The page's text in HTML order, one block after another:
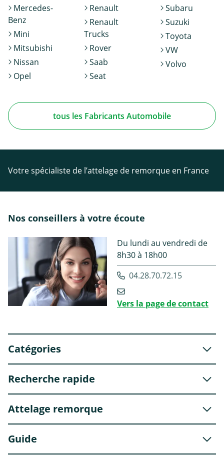
Mercedes-
Benz
Mini
Mitsubishi
Nissan
Opel
Renault
Renault
Trucks
Rover
Saab
Seat
Subaru
Suzuki
Toyota
VW
Volvo
tous les Fabricants Automobile
Votre spécialiste de l’attelage de remorque en France
Nos conseillers à votre écoute
Du lundi au vendredi de
8h30 à 18h00
04.28.70.72.15
Vers la page de contact
Catégories
Recherche rapide
Attelage remorque
Guide